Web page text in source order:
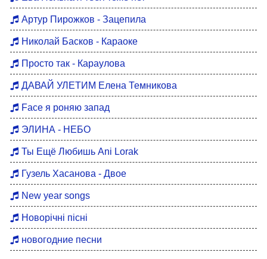
Артур Пирожков - Зацепила
Николай Басков - Караоке
Просто так - Караулова
ДАВАЙ УЛЕТИМ Елена Темникова
Face я роняю запад
ЭЛИНА - НЕБО
Ты Ещё Любишь Ani Lorak
Гузель Хасанова - Двое
New year songs
Новорічні пісні
новогодние песни